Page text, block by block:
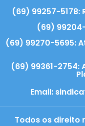
(69) 99257-5178:
(69)
(69) 99270-5695:
(69) 99361-2754:
Email:
Todos os direito